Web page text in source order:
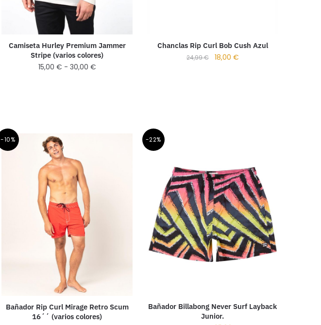
Camiseta Hurley Premium Jammer
Stripe (varios colores)
15,00 € - 30,00 €
Chanclas Rip Curl Bob Cush Azul
24,99€ 18,00 €
-10%
Bañador Rip Curl Mirage Retro Scum
16´´ (varios colores)
-22%
Bañador Billabong Never Surf Layback
Junior.